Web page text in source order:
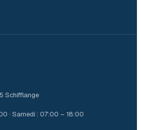
Schifflange
· Samedi : 07:00 – 18:00